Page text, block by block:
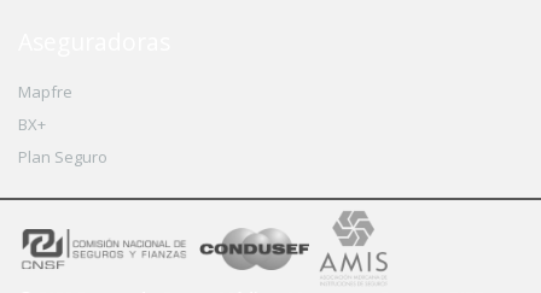
Mapfre
BX+
Plan Seguro